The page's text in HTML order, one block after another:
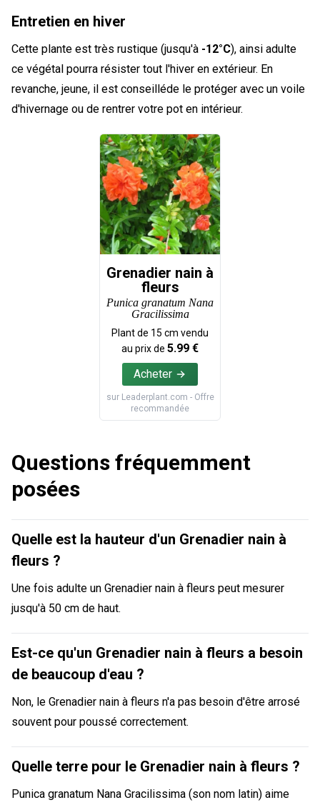
Entretien en hiver
Cette plante est très rustique (jusqu'à -12°C), ainsi adulte
ce végétal pourra résister tout l'hiver en extérieur. En
revanche, jeune, il est conseilléde le protéger avec un voile
d'hivernage ou de rentrer votre pot en intérieur.
Grenadier nain à
fleurs
Punica granatum Nana
Gracilissima
Plant de 15 cm vendu
au prix de 5.99 €
Acheter
sur Leaderplant.com - Offre
recommandée
Questions fréquemment
posées
Quelle est la hauteur d'un Grenadier nain à
fleurs ?
Une fois adulte un Grenadier nain à fleurs peut mesurer
jusqu'à 50 cm de haut.
Est-ce qu'un Grenadier nain à fleurs a besoin
de beaucoup d'eau ?
Non, le Grenadier nain à fleurs n'a pas besoin d'être arrosé
souvent pour poussé correctement.
Quelle terre pour le Grenadier nain à fleurs ?
Punica granatum Nana Gracilissima (son nom latin) aime